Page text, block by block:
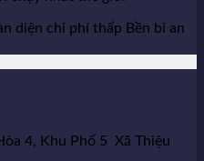
diện chi phí thấp Bền bỉ an
4, Khu Phố 5 Xã Thiệu